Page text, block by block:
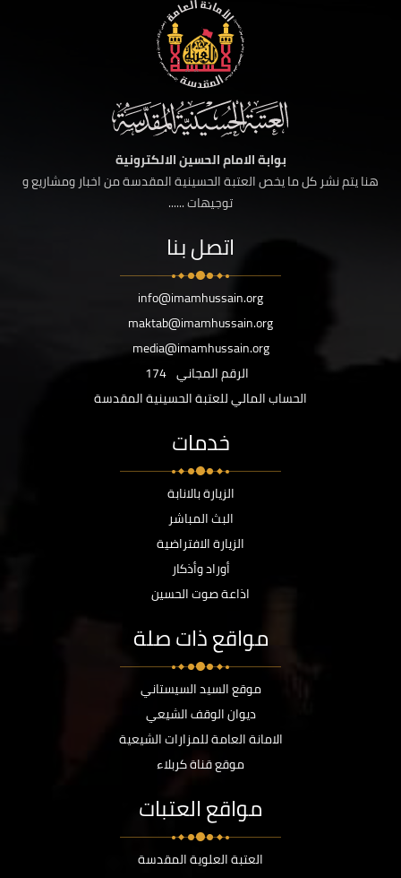
بوابة الامام الحسين الالكترونية
هنا يتم نشر كل ما يخص العتبة الحسينية المقدسة من اخبار ومشاريع و
توجيهات ......
اتصل بنا
info@imamhussain.org
maktab@imamhussain.org
media@imamhussain.org
الرقم المجاني 174
الحساب المالي للعتبة الحسينية المقدسة
خدمات
الزيارة بالانابة
البث المباشر
الزيارة الافتراضية
أوراد وأذكار
اذاعة صوت الحسين
مواقع ذات صلة
موقع السيد السيستاني
ديوان الوقف الشيعي
الامانة العامة للمزارات الشيعية
موقع قناة كربلاء
مواقع العتبات
العتبة العلوية المقدسة